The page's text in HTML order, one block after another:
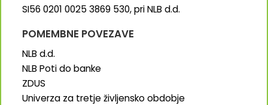
SI56 0201 0025 3869 530, pri NLB d.d.
POMEMBNE POVEZAVE
NLB d.d.
NLB Poti do banke
ZDUS
Univerza za tretje življensko obdobje